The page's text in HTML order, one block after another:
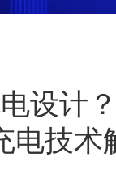
设计
电技